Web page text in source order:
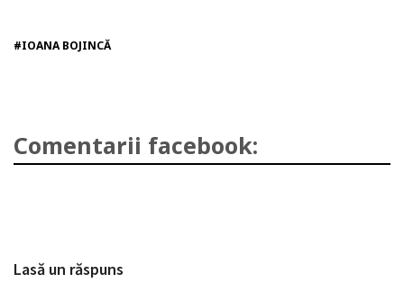
#IOANA BOJINCĂ
Comentarii facebook:
Lasă un răspuns